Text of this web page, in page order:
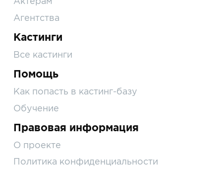
Агентства
Кастинги
Все кастинги
Помощь
Как попасть в кастинг-базу
Обучение
Правовая информация
О проекте
Политика конфиденциальности